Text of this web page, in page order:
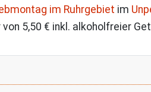
im Ruhrgebiet im
5,50 € inkl. alkoholfreier